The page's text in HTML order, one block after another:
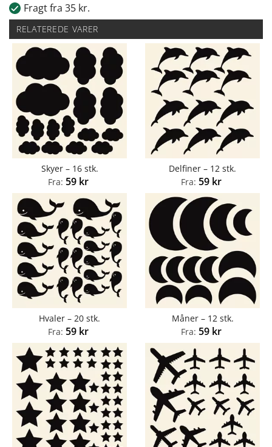
Fragt fra 35 kr.
RELATEREDE VARER
Skyer – 16 stk.
Fra: 59 kr
Delfiner – 12 stk.
Fra: 59 kr
Hvaler – 20 stk.
Fra: 59 kr
Måner – 12 stk.
Fra: 59 kr